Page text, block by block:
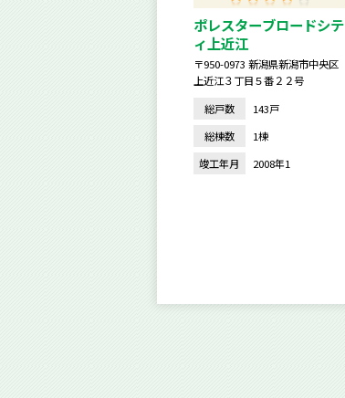
ポレスターブロードシテ
ィ上近江
〒950-0973 新潟県新潟市中央区
上近江３丁目５番２２号
総戸数
143戸
総棟数
1棟
竣工年月
2008年1